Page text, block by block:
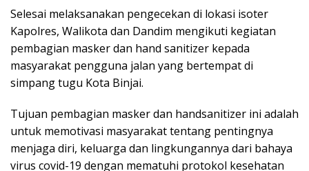
Selesai melaksanakan pengecekan di lokasi isoter
Kapolres, Walikota dan Dandim mengikuti kegiatan
pembagian masker dan hand sanitizer kepada
masyarakat pengguna jalan yang bertempat di
simpang tugu Kota Binjai.
Tujuan pembagian masker dan handsanitizer ini adalah
untuk memotivasi masyarakat tentang pentingnya
menjaga diri, keluarga dan lingkungannya dari bahaya
virus covid-19 dengan mematuhi protokol kesehatan